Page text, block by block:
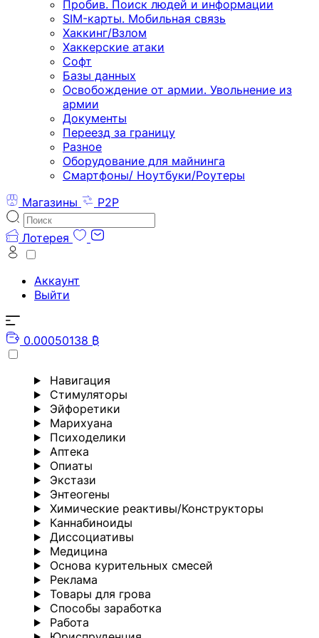
Пробив. Поиск людей и информации
SIM-карты. Мобильная связь
Хаккинг/Взлом
Хаккерские атаки
Софт
Базы данных
Освобождение от армии. Увольнение из
армии
Документы
Переезд за границу
Разное
Оборудование для майнинга
Смартфоны/ Ноутбуки/Роутеры
Магазины
P2P
Лотерея
Аккаунт
Выйти
0.00050138 ₿
Навигация
Стимуляторы
Эйфоретики
Марихуана
Психоделики
Аптека
Опиаты
Экстази
Энтеогены
Химические реактивы/Конструкторы
Каннабиноиды
Диссоциативы
Медицина
Основа курительных смесей
Реклама
Товары для грова
Способы заработка
Работа